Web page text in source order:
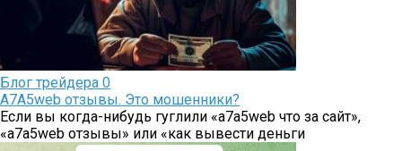
Блог трейдера 0
A7A5web отзывы. Это мошенники?
Если вы когда-нибудь гуглили «a7a5web что за сайт»,
«a7a5web отзывы» или «как вывести деньги